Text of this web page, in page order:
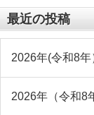
最近の投稿
2026年(令和8
2026年（令和8